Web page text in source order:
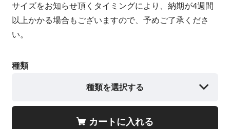
サイズをお知らせ頂くタイミングにより、納期が4週間
以上かかる場合もございますので、予めご了承くださ
い。
種類
種類を選択する
カートに入れる